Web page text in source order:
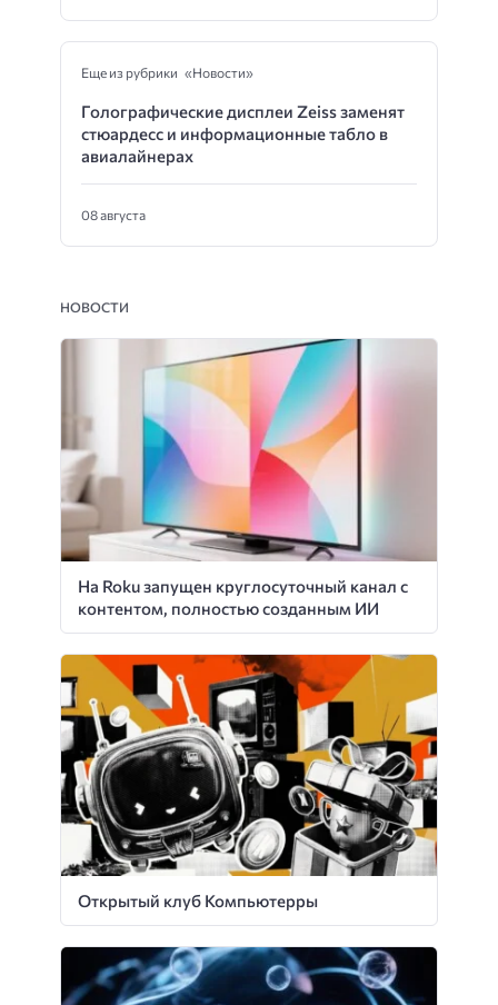
Еще из рубрики «Новости»
Голографические дисплеи Zeiss заменят
стюардесс и информационные табло в
авиалайнерах
08 августа
НОВОСТИ
На Roku запущен круглосуточный канал с
контентом, полностью созданным ИИ
Открытый клуб Компьютерры